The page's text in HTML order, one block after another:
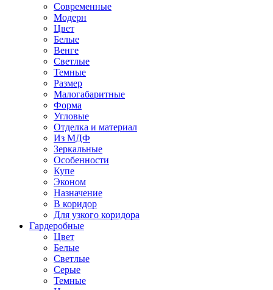
Современные
Модерн
Цвет
Белые
Венге
Светлые
Темные
Размер
Малогабаритные
Форма
Угловые
Отделка и материал
Из МДФ
Зеркальные
Особенности
Купе
Эконом
Назначение
В коридор
Для узкого коридора
Гардеробные
Цвет
Белые
Светлые
Серые
Темные